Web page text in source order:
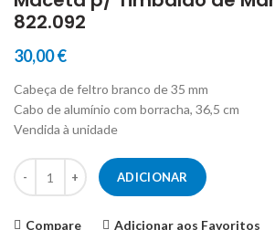
822.092
30,00€
Cabeça de feltro branco de 35 mm
Cabo de alumínio com borracha, 36,5 cm
Vendida à unidade
Quantidade de Maceta p/ Timbalão de Marcha
ADICIONAR
Compare Adicionar aos Favoritos